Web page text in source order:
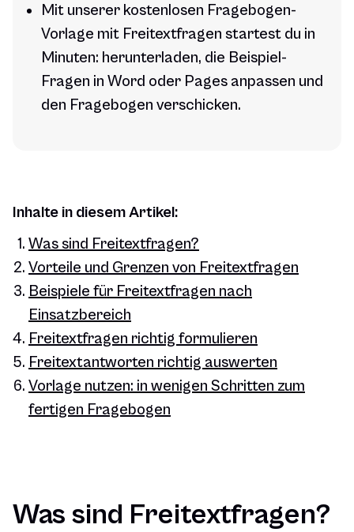
Mit unserer kostenlosen Fragebogen-
Vorlage mit Freitextfragen startest du in
Minuten: herunterladen, die Beispiel-
Fragen in Word oder Pages anpassen und
den Fragebogen verschicken.
Inhalte in diesem Artikel:
Was sind Freitextfragen?
Vorteile und Grenzen von Freitextfragen
Beispiele für Freitextfragen nach
Einsatzbereich
Freitextfragen richtig formulieren
Freitextantworten richtig auswerten
Vorlage nutzen: in wenigen Schritten zum
fertigen Fragebogen
Was sind Freitextfragen?